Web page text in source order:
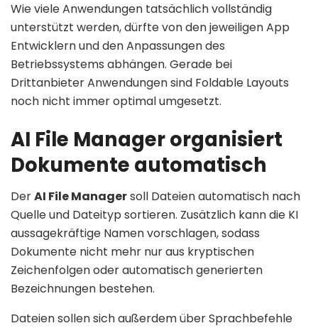
Wie viele Anwendungen tatsächlich vollständig
unterstützt werden, dürfte von den jeweiligen App
Entwicklern und den Anpassungen des
Betriebssystems abhängen. Gerade bei
Drittanbieter Anwendungen sind Foldable Layouts
noch nicht immer optimal umgesetzt.
AI File Manager organisiert
Dokumente automatisch
DerAI File Managersoll Dateien automatisch nach
Quelle und Dateityp sortieren. Zusätzlich kann die KI
aussagekräftige Namen vorschlagen, sodass
Dokumente nicht mehr nur aus kryptischen
Zeichenfolgen oder automatisch generierten
Bezeichnungen bestehen.
Dateien sollen sich außerdem über Sprachbefehle